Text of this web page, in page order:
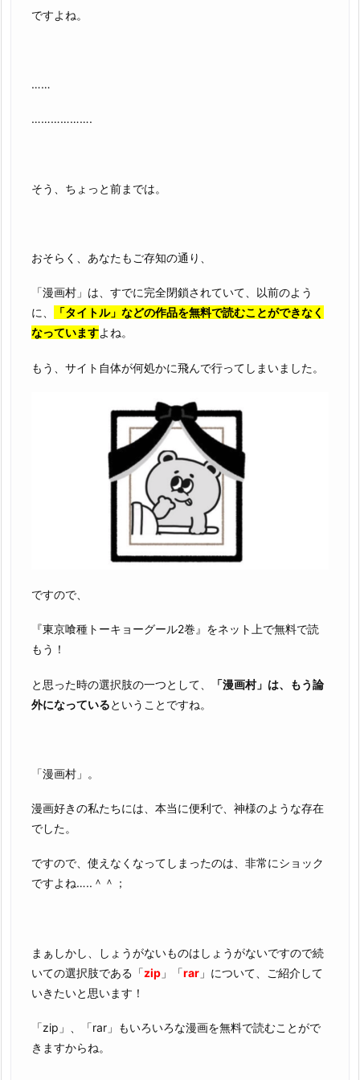
ですよね。
……
……………….
そう、ちょっと前までは。
おそらく、あなたもご存知の通り、
「漫画村」は、すでに完全閉鎖されていて、以前のよう
に、
「タイトル」などの作品を無料で読むことができなく
なっていますよね。
もう、サイト自体が何処かに飛んで行ってしまいました。
ですので、
『東京喰種トーキョーグール2巻』をネット上で無料で読
もう！
と思った時の選択肢の一つとして、
「漫画村」は、もう論
外になっているということですね。
「漫画村」。
漫画好きの私たちには、本当に便利で、神様のような存在
でした。
ですので、使えなくなってしまったのは、非常にショック
ですよね…..＾＾；
まぁしかし、しょうがないものはしょうがないですので続
いての選択肢である「zip 」「rar 」について、ご紹介して
いきたいと思います！
「zip」、「rar」もいろいろな漫画を無料で読むことがで
きますからね。